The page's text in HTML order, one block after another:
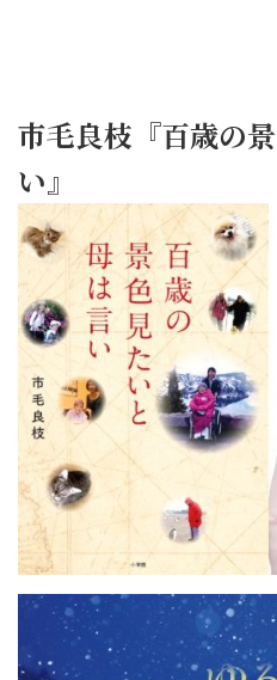
市毛良枝『百歳の
い』